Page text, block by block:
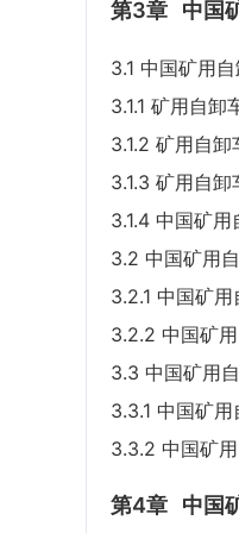
第3章 中国
3.1 中国矿用
3.1.1 矿用自卸
3.1.2 矿用自
3.1.3 矿用自
3.1.4 中国矿
3.2 中国矿用
3.2.1 中国矿
3.2.2 中国矿
3.3 中国矿用
3.3.1 中国矿
3.3.2 中国矿
第4章 中国